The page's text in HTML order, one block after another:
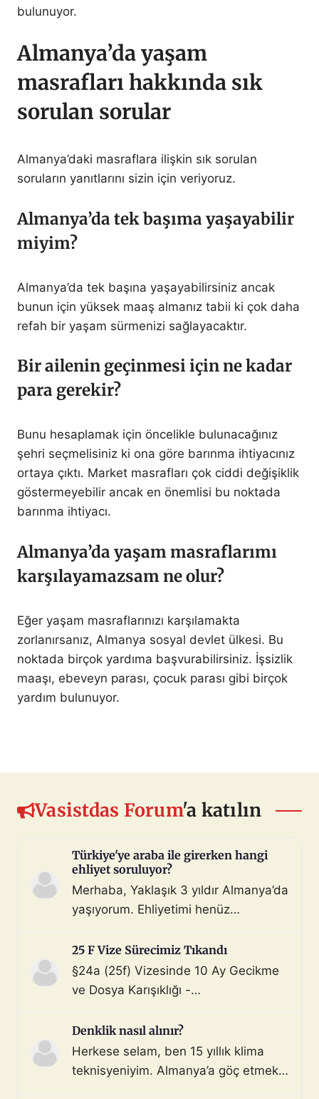
bulunuyor.
Almanya’da yaşam
masrafları hakkında sık
sorulan sorular
Almanya’daki masraflara ilişkin sık sorulan
soruların yanıtlarını sizin için veriyoruz.
Almanya’da tek başıma yaşayabilir
miyim?
Almanya’da tek başına yaşayabilirsiniz ancak
bunun için yüksek maaş almanız tabii ki çok daha
refah bir yaşam sürmenizi sağlayacaktır.
Bir ailenin geçinmesi için ne kadar
para gerekir?
Bunu hesaplamak için öncelikle bulunacağınız
şehri seçmelisiniz ki ona göre barınma ihtiyacınız
ortaya çıktı. Market masrafları çok ciddi değişiklik
göstermeyebilir ancak en önemlisi bu noktada
barınma ihtiyacı.
Almanya’da yaşam masraflarımı
karşılayamazsam ne olur?
Eğer yaşam masraflarınızı karşılamakta
zorlanırsanız, Almanya sosyal devlet ülkesi. Bu
noktada birçok yardıma başvurabilirsiniz. İşsizlik
maaşı, ebeveyn parası, çocuk parası gibi birçok
yardım bulunuyor.
Vasistdas Forum'a katılın
Türkiye'ye araba ile girerken hangi
ehliyet soruluyor?
Merhaba, Yaklaşık 3 yıldır Almanya’da
yaşıyorum. Ehliyetimi henüz
çoktan halletmem gerekiyordu ama
maalesef yapmadım). Diyelim ki bir
araç satın aldım ve gerekli tüm
ehliyeti olan biri aracı kullanarak beni
Türkiye sınır […]
25 F Vize Sürecimiz Tıkandı
§24a (25f) Vizesinde 10 Ay Gecikme
ve Dosya Karışıklığı -
Merhaba, §24a BeschV (Profesyonel
Sürücü) vize sürecimizde 10 ayı
geride bıraktık ve çıkmaza girdik.
Denklik nasıl alınır?
Herkese selam, ben 15 yıllık klima
teknisyeniyim. Almanya’a göç etmek